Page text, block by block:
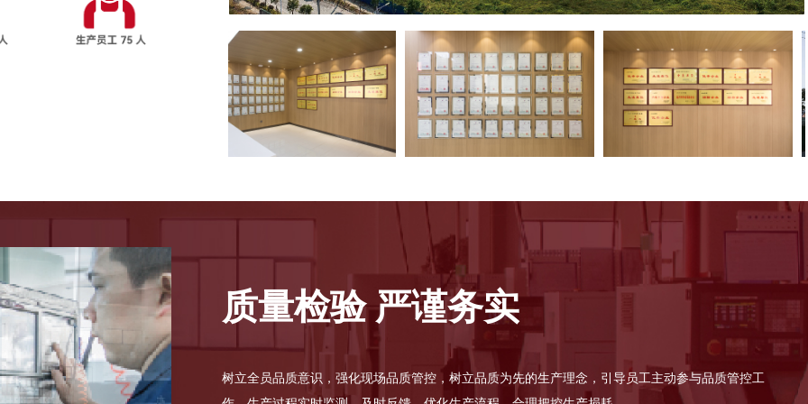
质量检验 严谨务实
树立全员品质意识，强化现场品质管控，树立品质为先的生产理念，引导员工主动参与品质管控工